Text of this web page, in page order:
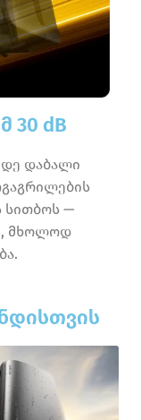
30 dB
დაბალი
სითბოს —
მხოლოდ